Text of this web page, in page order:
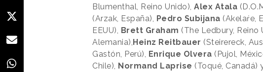
Blumenthal, Reino Unido), Alex Atala
(Arzak, España), Pedro Subijana (Akelaŕe,
EEUU), Brett Graham (The Ledbury, Reino
Alemania), Heinz Reitbauer (Steirereck,
Gastón, Perú), Enrique Olvera (Pujol,
Chile), Normand Laprise (Toqué, Canadá)